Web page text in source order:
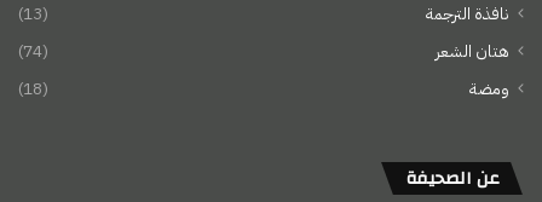
نافذة الترجمة
(13)
هتان الشعر
(74)
ومضة
(18)
عن الصحيفة